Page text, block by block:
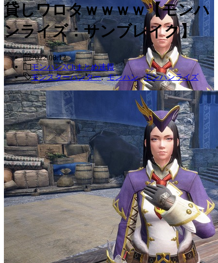
貸しワロタｗｗｗｗ【モンハ
ンライズ：サンブレイク】
2022.08.12
モンハン2Chまとめ速報
モンスターハンター,モンハン,モンハンライズ